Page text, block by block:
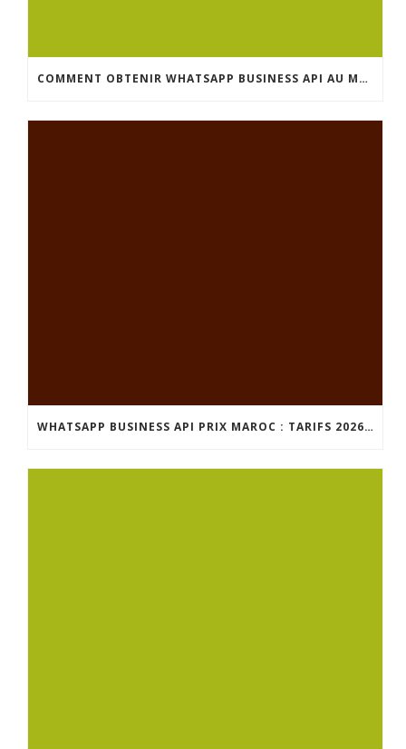
COMMENT OBTENIR WHATSAPP BUSINESS API AU MAROC : GUIDE COMPLET
WHATSAPP BUSINESS API PRIX MAROC : TARIFS 2026 ET GUIDE COMPLET